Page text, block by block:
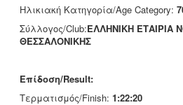
Ηλικιακή Κατηγορία/Age Category:
Σύλλογος/Club:ΕΛΛΗΝΙΚΗ ΕΤΑΙΡΙΑ
ΘΕΣΣΑΛΟΝΙΚΗΣ
Επίδοση/Result:
Τερματισμός/Finish: 1:22:20